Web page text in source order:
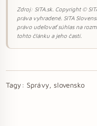
Zdroj: SITA.sk. Copyright ©
práva vyhradené. SITA
právo udeľovať súhlas na
tohto článku a jeho častí.
Tagy: Správy, slovensko